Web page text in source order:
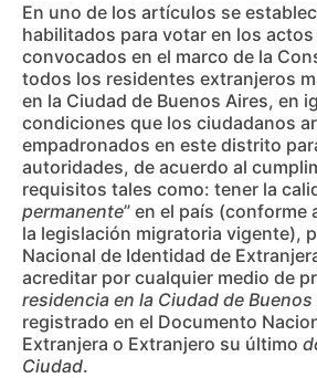
En uno de los artículos se
habilitados para votar en los
convocados en el marco de la
todos los residentes extranjeros
en la Ciudad de Buenos Aires, en
condiciones que los ciudadanos
empadronados en este distrito
autoridades, de acuerdo al
requisitos tales como: tener la
permanente” en el país (conforme
la legislación migratoria vigente),
Nacional de Identidad de
acreditar por cualquier medio de
residencia en la Ciudad de Buenos
registrado en el Documento
Extranjera o Extranjero su último
Ciudad.